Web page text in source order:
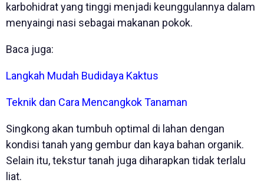
karbohidrat yang tinggi menjadi keunggulannya dalam
menyaingi nasi sebagai makanan pokok.
Baca juga:
Langkah Mudah Budidaya Kaktus
Teknik dan Cara Mencangkok Tanaman
Singkong akan tumbuh optimal di lahan dengan
kondisi tanah yang gembur dan kaya bahan organik.
Selain itu, tekstur tanah juga diharapkan tidak terlalu
liat.